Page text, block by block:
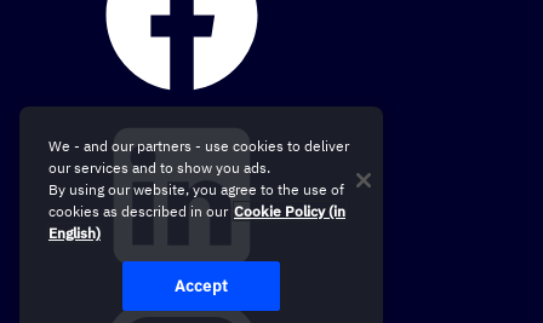
We - and our partners - use cookies to deliver
our services and to show you ads.
By using our website, you agree to the use of
cookies as described in our Cookie Policy (in
English)
Accept